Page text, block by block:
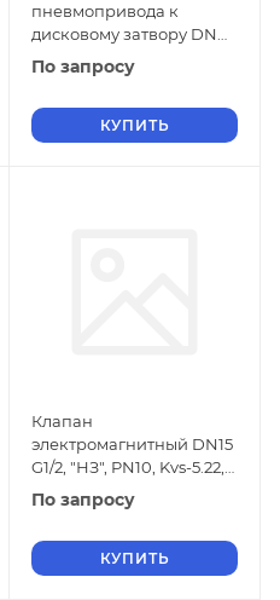
пневмопривода к
дисковому затвору DN
50
По запросу
КУПИТЬ
Клапан
электромагнитный DN15
G1/2, "НЗ", PN10, Kvs-5.22,
FKM, T;-20...+120 C, IP65,
AISI 304
По запросу
КУПИТЬ